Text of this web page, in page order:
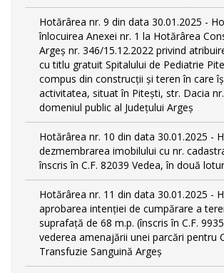
Hotărârea nr. 9 din data 30.01.2025 -
înlocuirea Anexei nr. 1 la Hotărârea
Argeș nr. 346/15.12.2022 privind
cu titlu gratuit Spitalului de Pediatrie
compus din construcții și teren în care
activitatea, situat în Pitești, str. Dacia
domeniul public al Județului Argeș
Hotărârea nr. 10 din data 30.01.2025 -
dezmembrarea imobilului cu nr.
înscris în C.F. 82039 Vedea, în două
Hotărârea nr. 11 din data 30.01.2025 -
aprobarea intenției de cumpărare a
suprafață de 68 m.p. (înscris în C.F.
vederea amenajării unei parcări pentru
Transfuzie Sanguină Argeș